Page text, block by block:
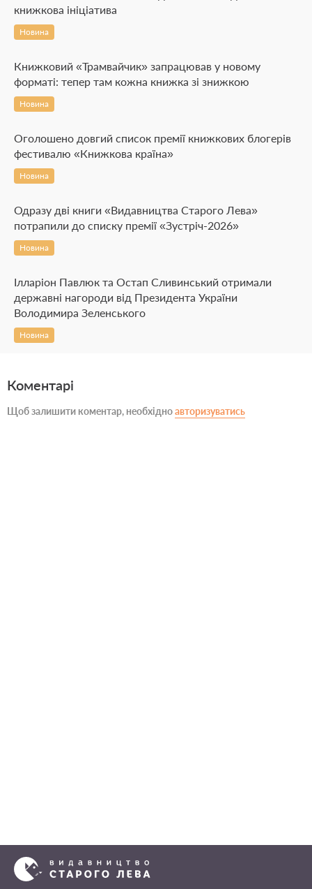
книжкова ініціатива
Новина
Книжковий «Трамвайчик» запрацював у новому
форматі: тепер там кожна книжка зі знижкою
Новина
Оголошено довгий список премії книжкових блогерів
фестивалю «Книжкова країна»
Новина
Одразу дві книги «Видавництва Старого Лева»
потрапили до списку премії «Зустріч-2026»
Новина
Ілларіон Павлюк та Остап Сливинський отримали
державні нагороди від Президента України
Володимира Зеленського
Новина
Коментарі
Щоб залишити коментар, необхідноавторизуватись